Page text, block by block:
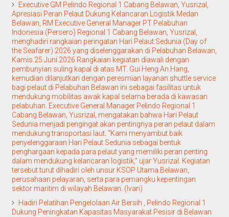
Executive GM Pelindo Regional 1 Cabang Belawan, Yusrizal,
Apresiasi Peran Pelaut Dukung Kelancaran Logistik Medan
Belawan, RM Executive General Manager PT Pelabuhan
Indonesia (Persero) Regional 1 Cabang Belawan, Yusrizal,
menghadiri rangkaian peringatan Hari Pelaut Sedunia (Day of
the Seafarer) 2026 yang diselenggarakan di Pelabuhan Belawan,
Kamis 25 Juni 2026 Rangkaian kegiatan diawali dengan
pembunyian suling kapal di atas MT. Gui Heng An Hang,
kemudian dilanjutkan dengan peresmian layanan shuttle service
bagi pelaut di Pelabuhan Belawan ini sebagai fasilitas untuk
mendukung mobilitas awak kapal selama berada di kawasan
pelabuhan. Executive General Manager Pelindo Regional 1
Cabang Belawan, Yusrizal, mengatakan bahwa Hari Pelaut
Sedunia menjadi pengingat akan pentingnya peran pelaut dalam
mendukung transportasi laut. "Kami menyambut baik
penyelenggaraan Hari Pelaut Sedunia sebagai bentuk
penghargaan kepada para pelaut yang memiliki peran penting
dalam mendukung kelancaran logistik," ujar Yusrizal. Kegiatan
tersebut turut dihadiri oleh unsur KSOP Utama Belawan,
perusahaan pelayaran, serta para pemangku kepentingan
sektor maritim di wilayah Belawan. (Ivan)
Hadiri Pelatihan Pengelolaan Air Bersih , Pelindo Regional 1
Dukung Peningkatan Kapasitas Masyarakat Pesisir di Belawan